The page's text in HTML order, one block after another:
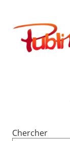
contenu
Publimath
Chercher